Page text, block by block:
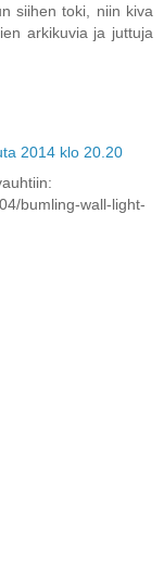
siihen toki, niin kiva
arkikuvia ja juttuja
2014 klo 20.20
bumling-wall-light-